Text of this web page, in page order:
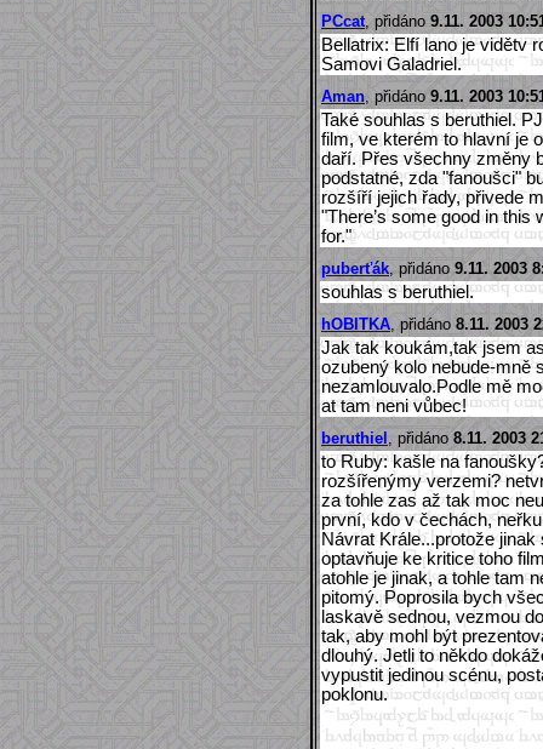
PCcat, přidáno 9.11. 2003
Bellatrix: Elfí lano je vidětv
Samovi Galadriel.
Aman , přidáno 9.11. 2003
Také souhlas s beruthiel.
film, ve kterém to hlavní je
daří. Přes všechny změny
podstatné, zda "fanoušci"
rozšíří jejich řady, přivede
"There’s some good in this
for."
puberťák , přidáno 9.11. 2003
souhlas s beruthiel.
hOBITKA , přidáno 8.11. 2003
Jak tak koukám,tak jsem
ozubený kolo nebude-mně
nezamlouvalo.Podle mě
at tam neni vůbec!
beruthiel , přidáno 8.11. 2003
to Ruby: kašle na
rozšířenýmy verzemi?
za tohle zas až tak moc
první, kdo v čechách,
Návrat Krále...protože
optavňuje ke kritice toho
atohle je jinak, a tohle tam
pitomý. Poprosila bych
laskavě sednou, vezmou
tak, aby mohl být
dlouhý. Jetli to někdo
vypustit jedinou scénu,
poklonu.